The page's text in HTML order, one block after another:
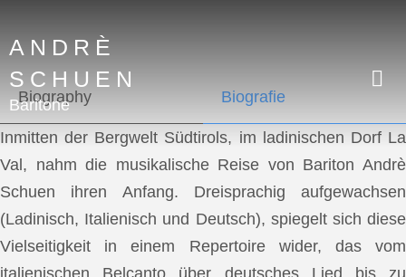
ANDRÈ
SCHUEN
Baritone
Biography Biografie
Inmitten der Bergwelt Südtirols, im ladinischen Dorf La
Val, nahm die musikalische Reise von Bariton Andrè
Schuen ihren Anfang. Dreisprachig aufgewachsen
(Ladinisch, Italienisch und Deutsch), spiegelt sich diese
Vielseitigkeit in einem Repertoire wider, das vom
italienischen Belcanto über deutsches Lied bis zu